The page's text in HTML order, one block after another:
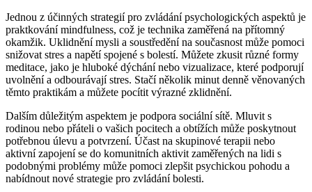
Jednou z účinných strategií pro zvládání psychologických aspektů je
praktkování mindfulness, což je technika zaměřená na přítomný
okamžik. Uklidnění mysli a soustředění na současnost může pomoci
snižovat stres a napětí spojené s bolestí. Můžete zkusit různé formy
meditace, jako je hluboké dýchání nebo vizualizace, které podporují
uvolnění a odbourávají stres. Stačí několik minut denně věnovaných
těmto praktikám a můžete pocítit výrazné zklidnění.
Dalším důležitým aspektem je podpora sociální sítě. Mluvit s
rodinou nebo přáteli o vašich pocitech a obtížích může poskytnout
potřebnou úlevu a potvrzení. Účast na skupinové terapii nebo
aktivní zapojení se do komunitních aktivit zaměřených na lidi s
podobnými problémy může pomoci zlepšit psychickou pohodu a
nabídnout nové strategie pro zvládání bolesti.